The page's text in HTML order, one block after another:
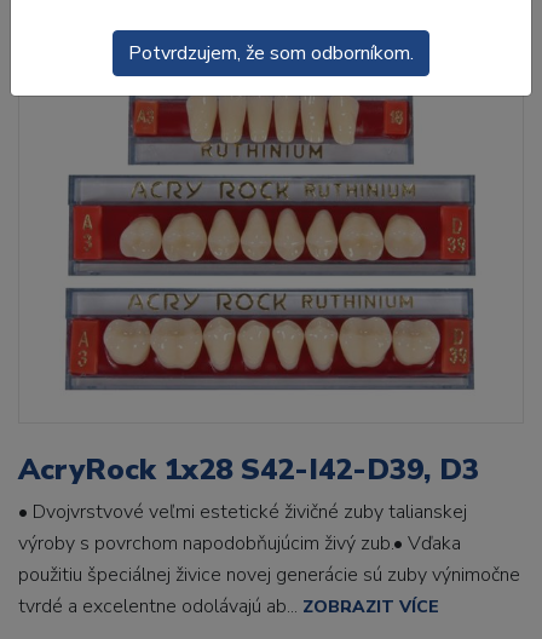
AcryRock 1x28 S42-I42-D39, D3
• Dvojvrstvové veľmi estetické živičné zuby talianskej
výroby s povrchom napodobňujúcim živý zub.• Vďaka
použitiu špeciálnej živice novej generácie sú zuby výnimočne
tvrdé a excelentne odolávajú ab... ZOBRAZIT VÍCE
Potvrdzujem, že som odborníkom.